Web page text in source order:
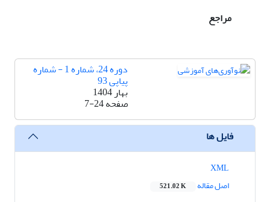
مراجع
دوره 24، شماره 1 - شماره
پیاپی 93
بهار 1404
صفحه7-24
فایل ها
اصل مقاله
521.02 K